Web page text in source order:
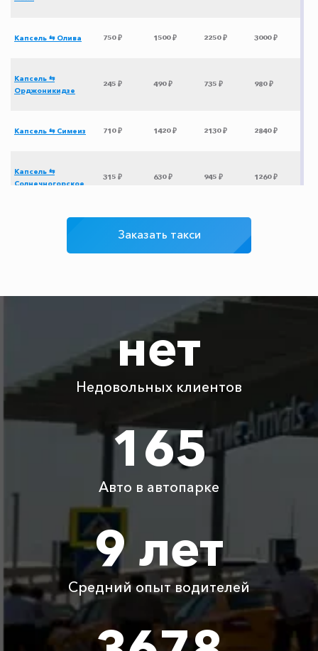
Капсель ⇆ Олива 750 ₽ 1500 ₽ 2250 ₽ 3000 ₽
Капсель ⇆
Орджоникидзе
245 ₽ 490 ₽ 735 ₽ 980 ₽
Капсель ⇆ Симеиз 710 ₽ 1420 ₽ 2130 ₽ 2840 ₽
Капсель ⇆
Солнечногорское
315 ₽ 630 ₽ 945 ₽ 1260 ₽
2440 ₽
2880 ₽
3980 ₽ 5970 ₽
Бесплатно
Бесплатно Бесплатно Бесплатно
Аренда автомобиля
Заказать такси
нет
Недовольных клиентов
165
Авто в автопарке
9 лет
Средний опыт водителей